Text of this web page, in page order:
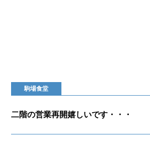
駒場食堂
二階の営業再開嬉しいです・・・